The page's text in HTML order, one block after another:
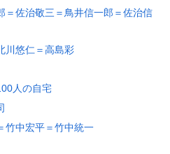
＝佐治敬三＝鳥井信一郎＝佐治信
川悠仁＝高島彩
人の自宅
竹中宏平＝竹中統一